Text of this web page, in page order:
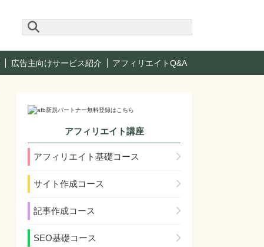
広告主向けサービス紹介 アフィリエイトQ&A
アフィリエイト講座
アフィリエイト基礎コース
サイト作成コース
記事作成コース
SEO基礎コース